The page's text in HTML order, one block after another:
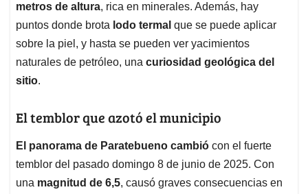
metros de altura, rica en minerales. Además, hay
puntos donde brota lodo termal que se puede aplicar
sobre la piel, y hasta se pueden ver yacimientos
naturales de petróleo, una curiosidad geológica del
sitio.
El temblor que azotó el municipio
El panorama de Paratebueno cambió con el fuerte
temblor del pasado domingo 8 de junio de 2025. Con
una magnitud de 6,5, causó graves consecuencias en